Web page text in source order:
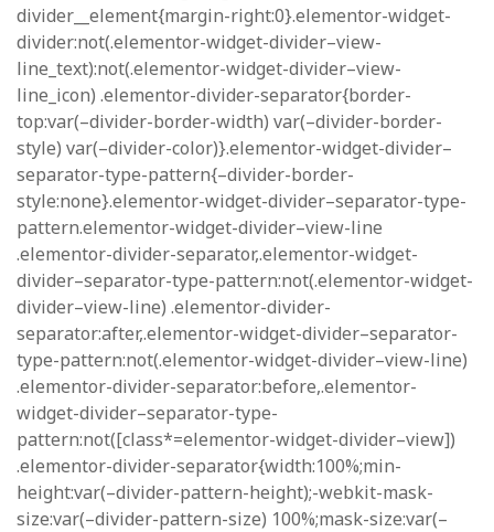
divider__element{margin-right:0}.elementor-widget-
divider:not(.elementor-widget-divider–view-
line_text):not(.elementor-widget-divider–view-
line_icon) .elementor-divider-separator{border-
top:var(–divider-border-width) var(–divider-border-
style) var(–divider-color)}.elementor-widget-divider–
separator-type-pattern{–divider-border-
style:none}.elementor-widget-divider–separator-type-
pattern.elementor-widget-divider–view-line
.elementor-divider-separator,.elementor-widget-
divider–separator-type-pattern:not(.elementor-widget-
divider–view-line) .elementor-divider-
separator:after,.elementor-widget-divider–separator-
type-pattern:not(.elementor-widget-divider–view-line)
.elementor-divider-separator:before,.elementor-
widget-divider–separator-type-
pattern:not([class*=elementor-widget-divider–view])
.elementor-divider-separator{width:100%;min-
height:var(–divider-pattern-height);-webkit-mask-
size:var(–divider-pattern-size) 100%;mask-size:var(–